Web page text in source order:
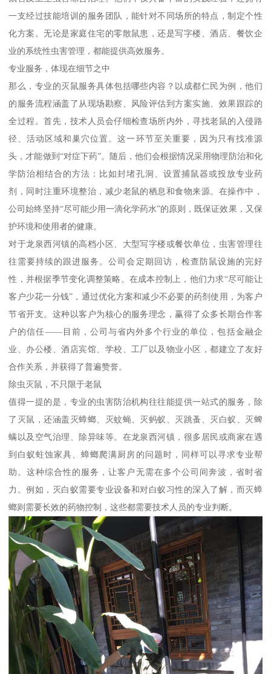
一支经过技能培训的服务团队，能针对不同场所的特点，制定个性
化方案。无论是家庭住宅的零散鼠患，还是写字楼、酒店、餐饮企
业的系统性虫害管理，都能提供高效服务。
专业服务，体现在细节之中
那么，专业的灭鼠服务具体包括哪些内容？以成都仁民为例，他们
的服务流程涵盖了从现场勘察、风险评估到方案实施、效果跟踪的
全过程。首先，技术人员会仔细检查场所内外，寻找老鼠的入侵路
径、活动区域和巢穴位置。这一环节至关重要，因为只有找准源
头，才能做到“对症下药”。随后，他们会根据情况采用物理防治和化
学防治相结合的方法：比如封堵孔洞、设置捕鼠器或投放专业药
剂，同时注重环境整治，减少老鼠的栖息和食物来源。在操作中，
公司始终坚持“尽可能少用一滴化学药水”的原则，既保证效果，又保
护环境和使用者的健康。
对于龙泉西河镇的高档小区、大型写字楼或餐饮单位，虫害管理往
往需要持续的跟进服务。公司会定期回访，检查防鼠设施的完好
性，并根据季节变化调整策略。在成本控制上，他们力求“尽可能让
客户少花一分钱”，通过优化方案和减少不必要的药剂使用，为客户
节省开支。这种以客户为核心的服务理念，赢得了众多长期合作客
户的信任——目前，公司与省内外多个行业的单位，包括金融企
业、办公楼、酒店宾馆、学校、工厂以及物业小区，都建立了友好
合作关系，并获得了普遍赞誉。
除虫灭鼠，不只限于老鼠
值得一提的是，专业的虫害防治机构往往能提供一站式的服务，除
了灭鼠，还涵盖灭蟑螂、灭蚊蝇、灭蚂蚁、灭跳蚤、灭白蚁、灭蜱
螨以及空气治理、除异味等。在龙泉西河镇，很多居民或商家在遇
到白蚁蛀蚀家具、蟑螂爬满厨房的问题时，同样可以寻求专业帮
助。这种综合性的服务，让客户无需在多个公司间奔波，省时省
力。例如，灭白蚁需要专业设备和对白蚁习性的深入了解，而灭蟑
螂则需要长效的药物控制，这些都需要技术人员的专业判断。